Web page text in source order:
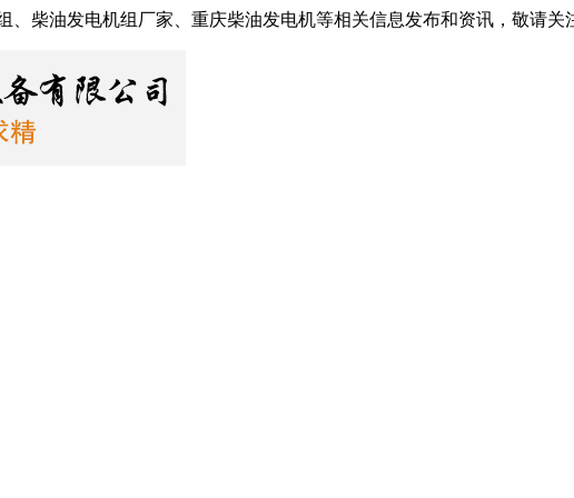
、柴油发电机组厂家、重庆柴油发电机等相关信息发布和资讯，敬请关